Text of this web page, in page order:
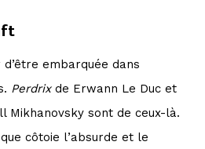
embarquée dans
Perdrixde Erwann Le Duc et
Mikhanovsky sont de ceux-là.
côtoie l’absurde et le